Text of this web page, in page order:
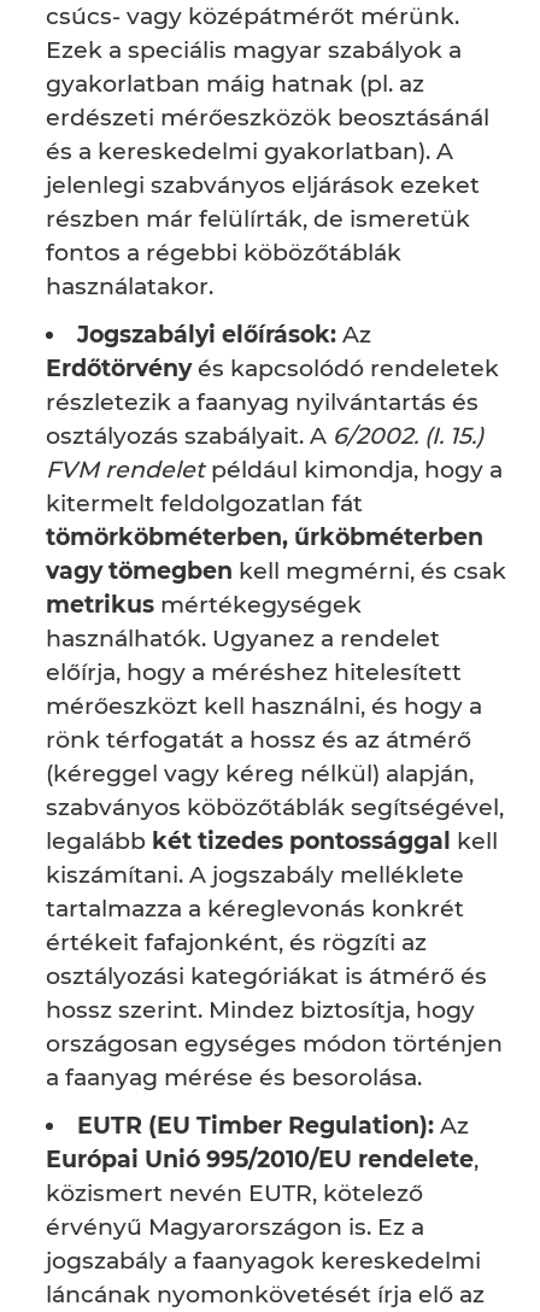
csúcs- vagy középátmérőt mérünk.
Ezek a speciális magyar szabályok a
gyakorlatban máig hatnak (pl. az
erdészeti mérőeszközök beosztásánál
és a kereskedelmi gyakorlatban). A
jelenlegi szabványos eljárások ezeket
részben már felülírták, de ismeretük
fontos a régebbi köbözőtáblák
használatakor.
Jogszabályi előírások: Az
Erdőtörvényés kapcsolódó rendeletek
részletezik a faanyag nyilvántartás és
osztályozás szabályait. A 6/2002. (I. 15.)
FVM rendeletpéldául kimondja, hogy a
kitermelt feldolgozatlan fát
tömörköbméterben, űrköbméterben
vagy tömegben kell megmérni, és csak
metrikus mértékegységek
használhatók. Ugyanez a rendelet
előírja, hogy a méréshez hitelesített
mérőeszközt kell használni, és hogy a
rönk térfogatát a hossz és az átmérő
(kéreggel vagy kéreg nélkül) alapján,
szabványos köbözőtáblák segítségével,
legalább két tizedes pontossággal kell
kiszámítani. A jogszabály melléklete
tartalmazza a kéreglevonás konkrét
értékeit fafajonként, és rögzíti az
osztályozási kategóriákat is átmérő és
hossz szerint. Mindez biztosítja, hogy
országosan egységes módon történjen
a faanyag mérése és besorolása.
EUTR (EU Timber Regulation): Az
Európai Unió 995/2010/EU rendelete,
közismert nevén EUTR, kötelező
érvényű Magyarországon is. Ez a
jogszabály a faanyagok kereskedelmi
láncának nyomonkövetését írja elő az